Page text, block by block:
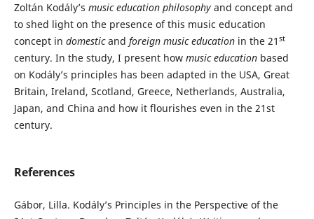
Zoltán Kodály’s music education philosophyand concept and
to shed light on the presence of this music education
concept in domesticand foreign music educationin the 21 st
century. In the study, I present how music educationbased
on Kodály’s principles has been adapted in the USA, Great
Britain, Ireland, Scotland, Greece, Netherlands, Australia,
Japan, and China and how it flourishes even in the 21st
century.
References
Gábor, Lilla. Kodály’s Principles in the Perspective of the